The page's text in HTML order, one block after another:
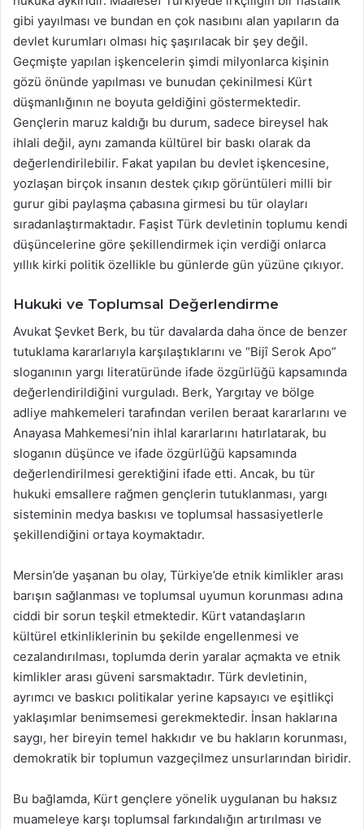
gibi yayılması ve bundan en çok nasıbını alan yapıların da
devlet kurumları olması hiç şaşırılacak bir şey değil.
Geçmişte yapılan işkencelerin şimdi milyonlarca kişinin
gözü önünde yapılması ve bunudan çekinilmesi Kürt
düşmanlığının ne boyuta geldiğini göstermektedir.
Gençlerin maruz kaldığı bu durum, sadece bireysel hak
ihlali değil, aynı zamanda kültürel bir baskı olarak da
değerlendirilebilir. Fakat yapılan bu devlet işkencesine,
yozlaşan birçok insanın destek çıkıp görüntüleri milli bir
gurur gibi paylaşma çabasına girmesi bu tür olayları
sıradanlaştırmaktadır. Faşist Türk devletinin toplumu kendi
düşüncelerine göre şekillendirmek için verdiği onlarca
yıllık kirki politik özellikle bu günlerde gün yüzüne çıkıyor.
Hukuki ve Toplumsal Değerlendirme
Avukat Şevket Berk, bu tür davalarda daha önce de benzer
tutuklama kararlarıyla karşılaştıklarını ve “Bijî Serok Apo”
sloganının yargı literatüründe ifade özgürlüğü kapsamında
değerlendirildiğini vurguladı. Berk, Yargıtay ve bölge
adliye mahkemeleri tarafından verilen beraat kararlarını ve
Anayasa Mahkemesi’nin ihlal kararlarını hatırlatarak, bu
sloganın düşünce ve ifade özgürlüğü kapsamında
değerlendirilmesi gerektiğini ifade etti. Ancak, bu tür
hukuki emsallere rağmen gençlerin tutuklanması, yargı
sisteminin medya baskısı ve toplumsal hassasiyetlerle
şekillendiğini ortaya koymaktadır.
Mersin’de yaşanan bu olay, Türkiye’de etnik kimlikler arası
barışın sağlanması ve toplumsal uyumun korunması adına
ciddi bir sorun teşkil etmektedir. Kürt vatandaşların
kültürel etkinliklerinin bu şekilde engellenmesi ve
cezalandırılması, toplumda derin yaralar açmakta ve etnik
kimlikler arası güveni sarsmaktadır. Türk devletinin,
ayrımcı ve baskıcı politikalar yerine kapsayıcı ve eşitlikçi
yaklaşımlar benimsemesi gerekmektedir. İnsan haklarına
saygı, her bireyin temel hakkıdır ve bu hakların korunması,
demokratik bir toplumun vazgeçilmez unsurlarından biridir.
Bu bağlamda, Kürt gençlere yönelik uygulanan bu haksız
muameleye karşı toplumsal farkındalığın artırılması ve